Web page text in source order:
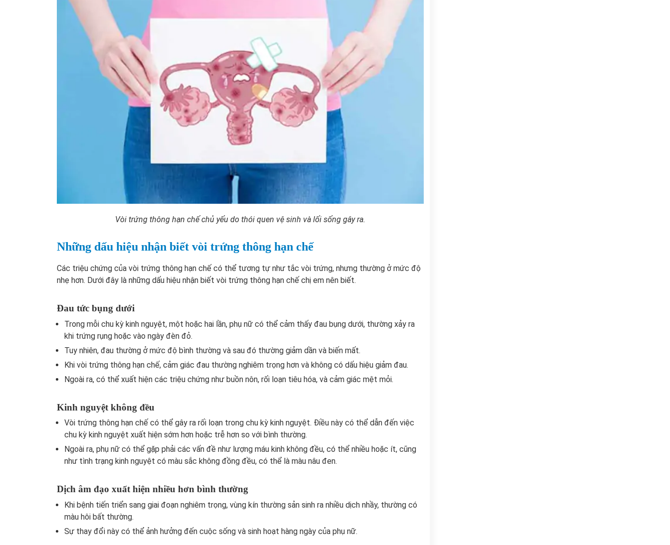
Vòi trứng thông hạn chế chủ yếu do thói quen vệ sinh và lối sống gây ra.
Những dấu hiệu nhận biết vòi trứng thông hạn chế
Các triệu chứng của vòi trứng thông hạn chế có thể tương tự như tắc vòi trứng, nhưng thường ở mức độ
nhẹ hơn. Dưới đây là những dấu hiệu nhận biết vòi trứng thông hạn chế chị em nên biết.
Đau tức bụng dưới
Trong mỗi chu kỳ kinh nguyệt, một hoặc hai lần, phụ nữ có thể cảm thấy đau bụng dưới, thường xảy ra
khi trứng rụng hoặc vào ngày đèn đỏ.
Tuy nhiên, đau thường ở mức độ bình thường và sau đó thường giảm dần và biến mất.
Khi vòi trứng thông hạn chế, cảm giác đau thường nghiêm trọng hơn và không có dấu hiệu giảm đau.
Ngoài ra, có thể xuất hiện các triệu chứng như buồn nôn, rối loạn tiêu hóa, và cảm giác mệt mỏi.
Kinh nguyệt không đều
Vòi trứng thông hạn chế có thể gây ra rối loạn trong chu kỳ kinh nguyệt. Điều này có thể dẫn đến việc
chu kỳ kinh nguyệt xuất hiện sớm hơn hoặc trễ hơn so với bình thường.
Ngoài ra, phụ nữ có thể gặp phải các vấn đề như lượng máu kinh không đều, có thể nhiều hoặc ít, cũng
như tình trạng kinh nguyệt có màu sắc không đồng đều, có thể là màu nâu đen.
Dịch âm đạo xuất hiện nhiều hơn bình thường
Khi bệnh tiến triển sang giai đoạn nghiêm trọng, vùng kín thường sản sinh ra nhiều dịch nhầy, thường có
màu hôi bất thường.
Sự thay đổi này có thể ảnh hưởng đến cuộc sống và sinh hoạt hàng ngày của phụ nữ.